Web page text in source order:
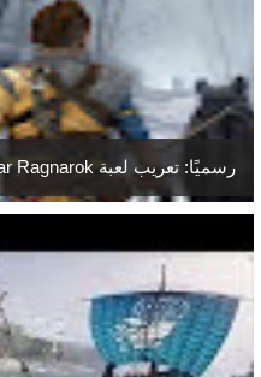
رسميًا: تعريب لعبة God Of War Ragnarok!